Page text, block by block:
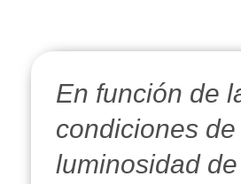
En función de
condiciones de
luminosidad